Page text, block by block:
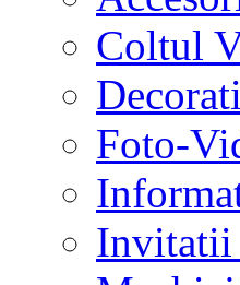
Coltul
Foto-
Invitatii